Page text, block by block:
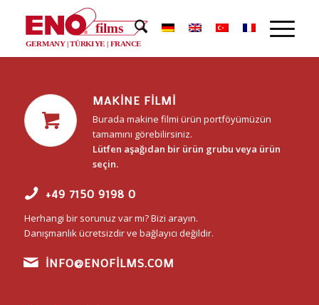
films
®
GERMANY | TÜRKIYE | FRANCE
MAKINE FILMI
Burada makine filmi ürün portföyümüzün
tamamını görebilirsiniz.
Lütfen aşağıdan bir ürün grubu veya ürün
seçin.
+49 7150 9198 0
Herhangi bir sorunuz var mı? Bizi arayın.
Danışmanlık ücretsizdir ve bağlayıcı değildir.
INFO@ENOFILMS.COM